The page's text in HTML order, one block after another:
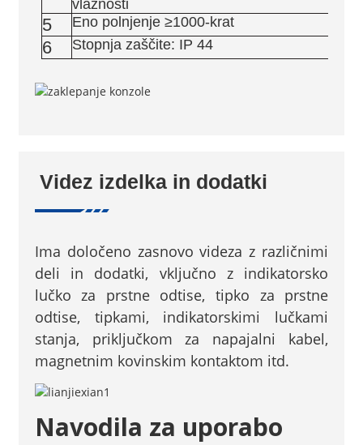
vlažnosti
5 Eno polnjenje ≥1000-krat
6 Stopnja zaščite: IP 44
Videz izdelka in dodatki
Ima določeno zasnovo videza z različnimi
deli in dodatki, vključno z indikatorsko
lučko za prstne odtise, tipko za prstne
odtise, tipkami, indikatorskimi lučkami
stanja, priključkom za napajalni kabel,
magnetnim kovinskim kontaktom itd.
Navodila za uporabo